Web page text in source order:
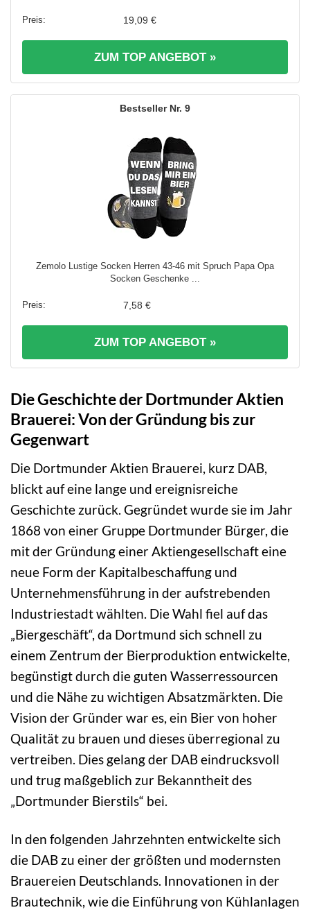
19,09 €
ZUM TOP ANGEBOT »
9
Zemolo Lustige Socken Herren 43-46 mit Spruch Papa Opa
Socken Geschenke ...
7,58 €
ZUM TOP ANGEBOT »
Die Geschichte der Dortmunder Aktien
Brauerei: Von der Gründung bis zur
Gegenwart
Die Dortmunder Aktien Brauerei, kurz DAB,
blickt auf eine lange und ereignisreiche
Geschichte zurück. Gegründet wurde sie im Jahr
1868 von einer Gruppe Dortmunder Bürger, die
mit der Gründung einer Aktiengesellschaft eine
neue Form der Kapitalbeschaffung und
Unternehmensführung in der aufstrebenden
Industriestadt wählten. Die Wahl fiel auf das
„Biergeschäft“, da Dortmund sich schnell zu
einem Zentrum der Bierproduktion entwickelte,
begünstigt durch die guten Wasserressourcen
und die Nähe zu wichtigen Absatzmärkten. Die
Vision der Gründer war es, ein Bier von hoher
Qualität zu brauen und dieses überregional zu
vertreiben. Dies gelang der DAB eindrucksvoll
und trug maßgeblich zur Bekanntheit des
„Dortmunder Bierstils“ bei.
In den folgenden Jahrzehnten entwickelte sich
die DAB zu einer der größten und modernsten
Brauereien Deutschlands. Innovationen in der
Brautechnik, wie die Einführung von Kühlanlagen